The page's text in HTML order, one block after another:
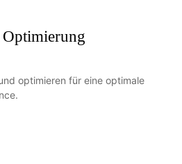
optimieren für eine optimale